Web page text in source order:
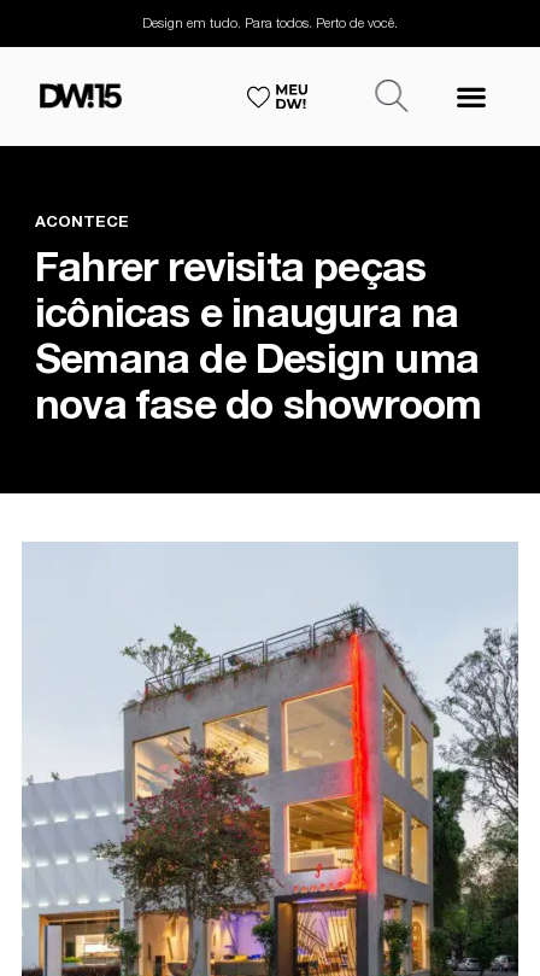
Design em tudo. Para todos. Perto de você.
ACONTECE
Fahrer revisita peças
icônicas e inaugura na
Semana de Design uma
nova fase do showroom